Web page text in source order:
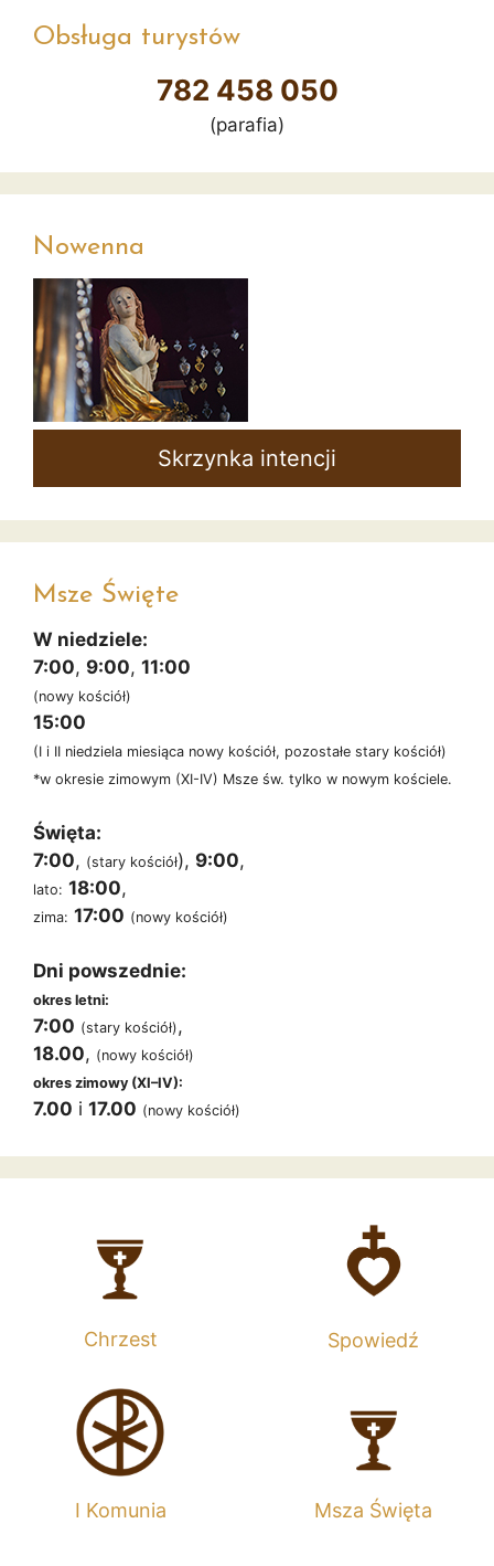
Obsługa turystów
782 458 050
(parafia)
Nowenna
Skrzynka intencji
Msze Święte
W niedziele:
7:00, 9:00, 11:00
(nowy kościół)
15:00
(I i II niedziela miesiąca nowy kościół, pozostałe stary kościół)
*w okresie zimowym (XI-IV) Msze św. tylko w nowym kościele.
Święta:
7:00, (stary kościół), 9:00,
lato: 18:00,
zima: 17:00 (nowy kościół)
Dni powszednie:
okres letni:
7:00 (stary kościół),
18.00, (nowy kościół)
okres zimowy (XI–IV):
7.00 i 17.00 (nowy kościół)
Chrzest Spowiedź
I Komunia Msza Święta